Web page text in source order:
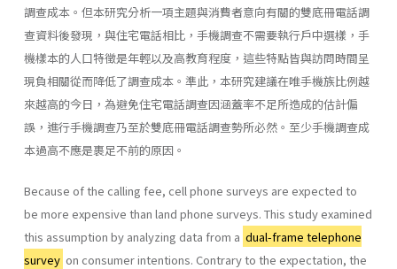
調查成本。但本研究分析一項主題與消費者意向有關的雙底冊電話調
查資料後發現，與住宅電話相比，手機調查不需要執行戶中選樣，手
機樣本的人口特徵是年輕以及高教育程度，這些特點皆與訪問時間呈
現負相關從而降低了調查成本。準此，本研究建議在唯手機族比例越
來越高的今日，為避免住宅電話調查因涵蓋率不足所造成的估計偏
誤，進行手機調查乃至於雙底冊電話調查勢所必然。至少手機調查成
本過高不應是裹足不前的原因。
Because of the calling fee, cell phone surveys are expected to
be more expensive than land phone surveys. This study examined
this assumption by analyzing data from a dual-frame telephone
survey on consumer intentions. Contrary to the expectation, the